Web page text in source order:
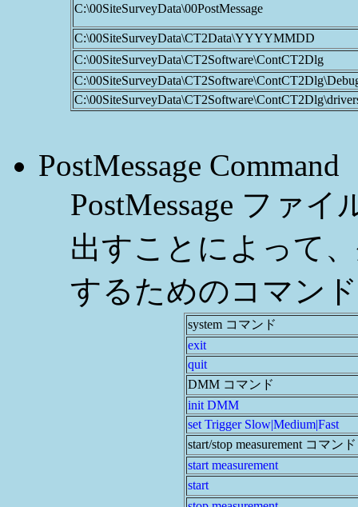
C:\00SiteSurveyData\00PostMessage
C:\00SiteSurveyData\CT2Data\YYYYMMDD
C:\00SiteSurveyData\CT2Software\ContCT2Dlg
PostMessage Command
PostMessage ファイ
出すことによって
するためのコマン
system コマンド
exit
quit
DMM コマンド
init DMM
set Trigger Slow|Medium|Fast
start/stop measurement コマンド
start measurement
start